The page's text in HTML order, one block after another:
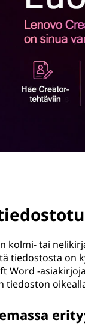
kolmi- tai
tiedostosta on
Word -
tiedoston